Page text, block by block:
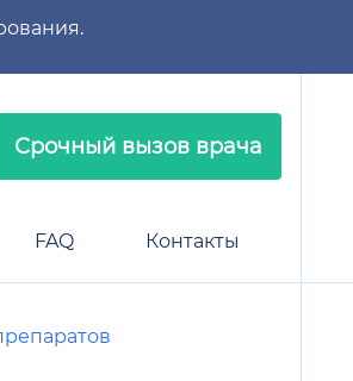
Срочный вызов врача
FAQ Контакты